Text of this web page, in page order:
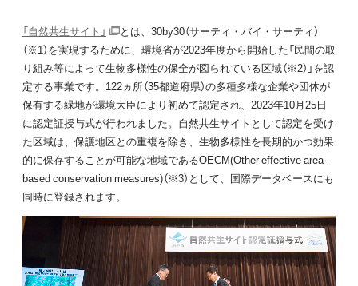
「自然共生サイト」
とは、30by30（サーティ・バイ・サーティ）
（※1）を実現するために、環境省が2023年度から開始した「民間の取
り組み等によって生物多様性の保全が図られている区域（※2）」を認
定する事業です。122ヵ所（35都道府県）の多種多様な企業や団体が
保有する緑地が環境大臣により初めて認定され、2023年10月25日
に認定証授与式が行われました。自然共生サイトとして認定を受け
た区域は、保護地区との重複を除き、生物多様性を長期的かつ効果
的に保存することが可能な地域であるOECM(Other effective area-
based conservation measures)（※3）として、国際データベースにも
同時に登録されます。